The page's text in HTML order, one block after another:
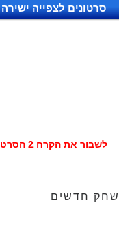
סרטונים לצפייה ישירה
לשבור את הקרח 2 הסרט
חדשים